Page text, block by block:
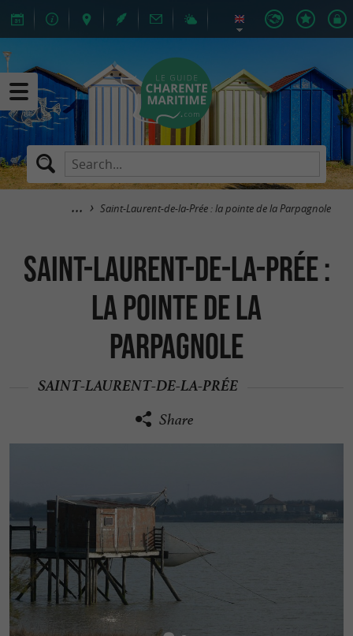
Saint-Laurent-de-la-Prée : la pointe de la Parpagnole
Saint-Laurent-de-la-Prée :
la pointe de la
Parpagnole
SAINT-LAURENT-DE-LA-PRÉE
Share